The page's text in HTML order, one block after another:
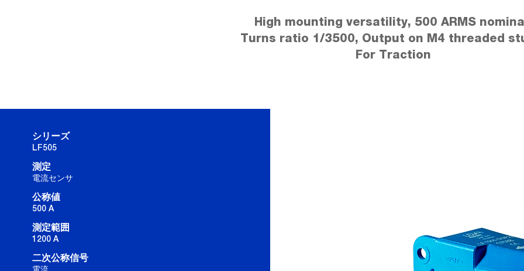
High mounting versatility, 500 ARMS
Turns ratio 1/3500, Output on M4 threaded
For Traction
シリーズ
LF505
測定
電流センサ
公称値
500 A
測定範囲
1200 A
二次公称信号